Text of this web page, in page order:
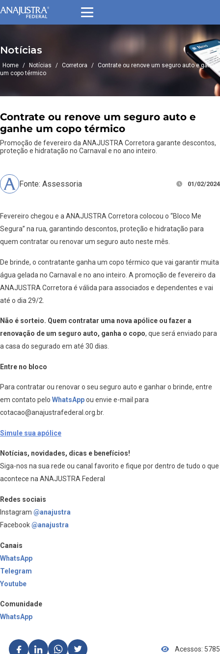
Notícias
Home / Notícias / Corretora / Contrate ou renove um seguro auto e ganhe
um copo térmico
Contrate ou renove um seguro auto e
ganhe um copo térmico
Promoção de fevereiro da ANAJUSTRA Corretora garante descontos,
proteção e hidratação no Carnaval e no ano inteiro.
Fonte: Assessoria 01/02/2024
Fevereiro chegou e a ANAJUSTRA Corretora colocou o “Bloco Me
Segura” na rua, garantindo descontos, proteção e hidratação para
quem contratar ou renovar um seguro auto neste mês.
De brinde, o contratante ganha um copo térmico que vai garantir muita
água gelada no Carnaval e no ano inteiro. A promoção de fevereiro da
ANAJUSTRA Corretora é válida para associados e dependentes e vai
até o dia 29/2.
Não é sorteio. Quem contratar uma nova apólice ou fazer a
renovação de um seguro auto, ganha o copo, que será enviado para
a casa do segurado em até 30 dias.
Entre no bloco
Para contratar ou renovar o seu seguro auto e ganhar o brinde, entre
em contato pelo WhatsAppou envie e-mail para
cotacao@anajustrafederal.org.br.
Simule sua apólice
Notícias, novidades, dicas e benefícios!
Siga-nos na sua rede ou canal favorito e fique por dentro de tudo o que
acontece na ANAJUSTRA Federal
Redes sociais
Instagram @anajustra
Facebook@anajustra
Canais
WhatsApp
Telegram
Youtube
Comunidade
WhatsApp
Acessos: 5785